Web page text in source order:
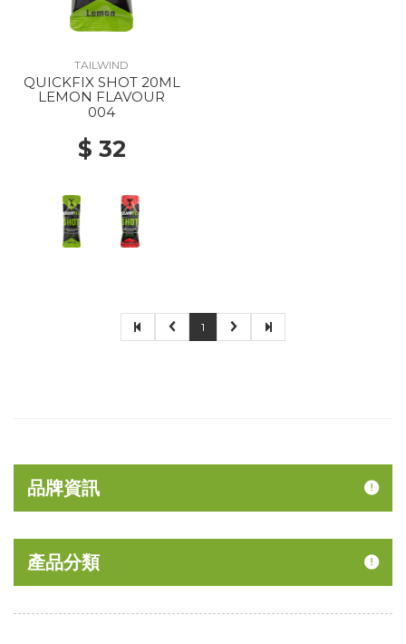
TAILWIND
QUICKFIX SHOT 20ML
LEMON FLAVOUR
004
$ 32
1
品牌資訊
產品分類